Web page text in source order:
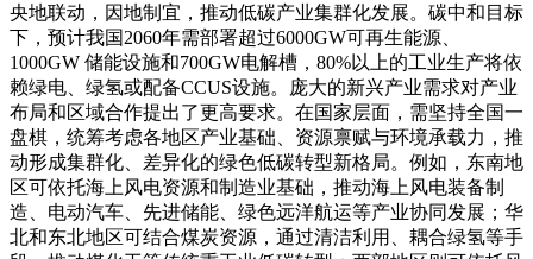
央地联动，因地制宜，推动低碳产业集群化发展。碳中和目标
下，预计我国2060年需部署超过6000GW可再生能源、
1000GW 储能设施和700GW电解槽，80%以上的工业生产将依
赖绿电、绿氢或配备CCUS设施。庞大的新兴产业需求对产业
布局和区域合作提出了更高要求。在国家层面，需坚持全国一
盘棋，统筹考虑各地区产业基础、资源禀赋与环境承载力，推
动形成集群化、差异化的绿色低碳转型新格局。例如，东南地
区可依托海上风电资源和制造业基础，推动海上风电装备制
造、电动汽车、先进储能、绿色远洋航运等产业协同发展；华
北和东北地区可结合煤炭资源，通过清洁利用、耦合绿氢等手